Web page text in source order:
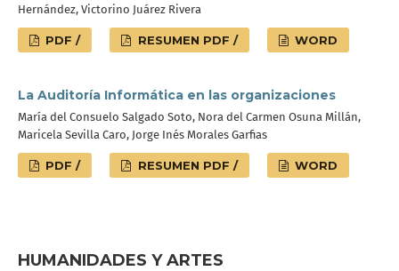
Hernández, Victorino Juárez Rivera
PDF / RESUMEN PDF / WORD
La Auditoría Informática en las organizaciones
María del Consuelo Salgado Soto, Nora del Carmen Osuna Millán,
Maricela Sevilla Caro, Jorge Inés Morales Garfias
PDF / RESUMEN PDF / WORD
HUMANIDADES Y ARTES